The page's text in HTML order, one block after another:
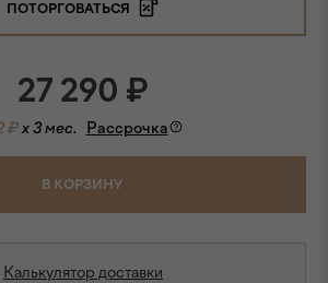
ПОТОРГОВАТЬСЯ
27 290 ₽
₽ x 3 мес. Рассрочка
В КОРЗИНУ
Калькулятор доставки